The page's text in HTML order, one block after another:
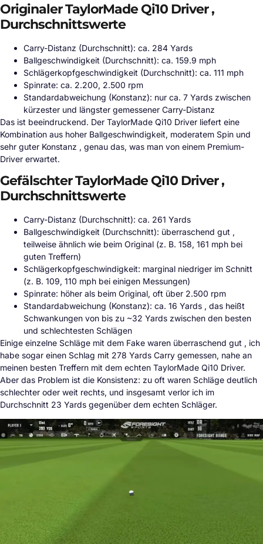
Originaler TaylorMade Qi10 Driver ,
Durchschnittswerte
Carry-Distanz (Durchschnitt): ca. 284 Yards
Ballgeschwindigkeit (Durchschnitt): ca. 159.9 mph
Schlägerkopfgeschwindigkeit (Durchschnitt): ca. 111 mph
Spinrate: ca. 2.200, 2.500 rpm
Standardabweichung (Konstanz): nur ca. 7 Yards zwischen
kürzester und längster gemessener Carry-Distanz
Das ist beeindruckend. Der TaylorMade Qi10 Driver liefert eine
Kombination aus hoher Ballgeschwindigkeit, moderatem Spin und
sehr guter Konstanz , genau das, was man von einem Premium-
Driver erwartet.
Gefälschter TaylorMade Qi10 Driver ,
Durchschnittswerte
Carry-Distanz (Durchschnitt): ca. 261 Yards
Ballgeschwindigkeit (Durchschnitt): überraschend gut ,
teilweise ähnlich wie beim Original (z. B. 158, 161 mph bei
guten Treffern)
Schlägerkopfgeschwindigkeit: marginal niedriger im Schnitt
(z. B. 109, 110 mph bei einigen Messungen)
Spinrate: höher als beim Original, oft über 2.500 rpm
Standardabweichung (Konstanz): ca. 16 Yards , das heißt
Schwankungen von bis zu ~32 Yards zwischen den besten
und schlechtesten Schlägen
Einige einzelne Schläge mit dem Fake waren überraschend gut , ich
habe sogar einen Schlag mit 278 Yards Carry gemessen, nahe an
meinen besten Treffern mit dem echten TaylorMade Qi10 Driver.
Aber das Problem ist die Konsistenz: zu oft waren Schläge deutlich
schlechter oder weit rechts, und insgesamt verlor ich im
Durchschnitt 23 Yards gegenüber dem echten Schläger.